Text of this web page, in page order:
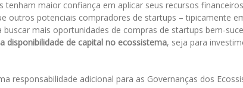
tenham maior confiança em aplicar seus recursos
outros potenciais compradores de startups – tipicamente
buscar mais oportunidades de compras de startups bem-
disponibilidade de capital no ecossistema, seja para
responsabilidade adicional para as Governanças dos